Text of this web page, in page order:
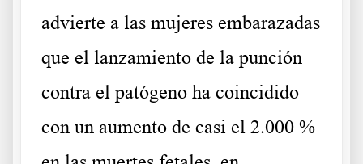
advierte a las mujeres embarazadas
que el lanzamiento de la punción
contra el patógeno ha coincidido
con un aumento de casi el 2.000 %